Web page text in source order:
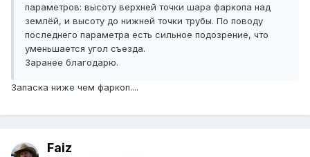
параметров: высоту верхней точки шара фаркопа над
землёй, и высоту до нижней точки трубы. По поводу
последнего параметра есть сильное подозрение, что
уменьшается угол съезда.
Заранее благодарю.
Запаска ниже чем фаркоп....
Faiz